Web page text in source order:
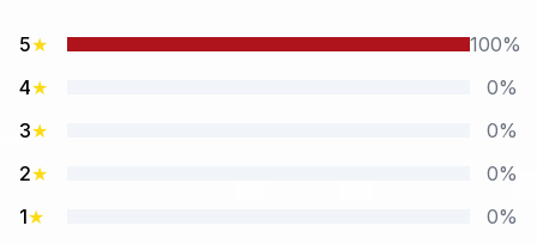
5★
100%
4★
0%
3★
0%
2★
0%
1★ 0%